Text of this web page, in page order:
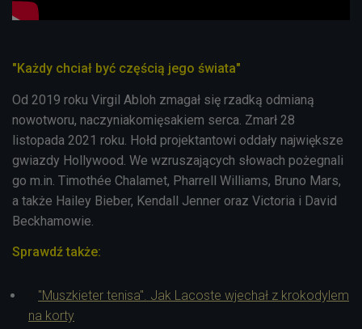
"Każdy chciał być częścią jego świata"
Od 2019 roku Virgil Abloh zmagał się rzadką odmianą
nowotworu, naczyniakomięsakiem serca. Zmarł 28
listopada 2021 roku. Hołd projektantowi oddały największe
gwiazdy Hollywood. We wzruszających słowach pożegnali
go m.in. Timothée Chalamet, Pharrell Williams, Bruno Mars,
a także Hailey Bieber, Kendall Jenner oraz Victoria i David
Beckhamowie.
Sprawdź także:
"Muszkieter tenisa". Jak Lacoste wjechał z krokodylem
na korty